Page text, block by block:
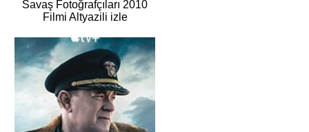
Savaş Fotoğrafçıları 2010
Filmi Altyazili izle